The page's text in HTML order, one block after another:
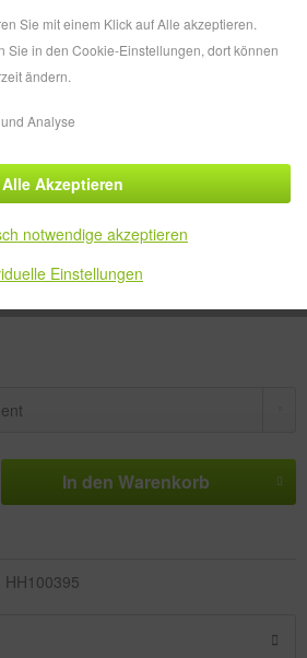
In den Warenkorb
HH100395
Sie mit einem Klick auf Alle akzeptieren.
Sie in den Cookie-Einstellungen, dort können
ändern.
Analyse
Einstellungen
notwendige akzeptieren
Alle Akzeptieren